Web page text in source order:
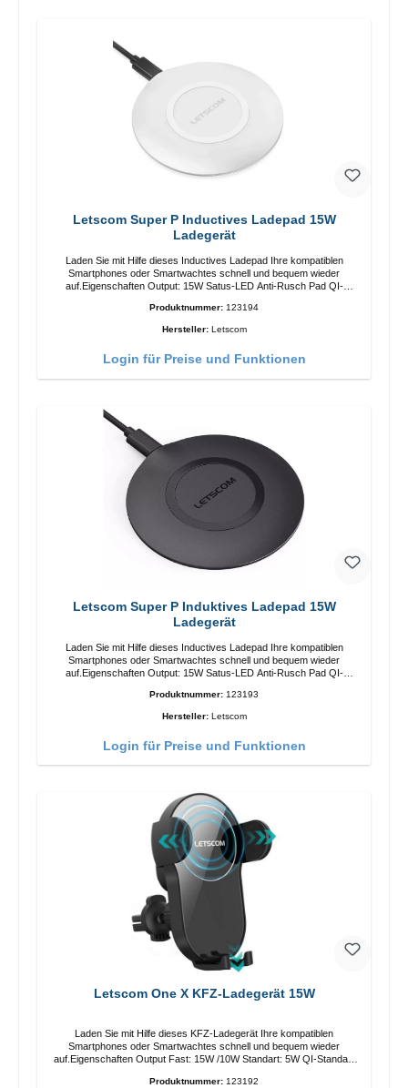
Letscom Super P Inductives Ladepad 15W
Ladegerät
Laden Sie mit Hilfe dieses Inductives Ladepad Ihre kompatiblen
Smartphones oder Smartwachtes schnell und bequem wieder
auf.Eigenschaften Output: 15W Satus-LED Anti-Rusch Pad QI-
Produktnummer: 123194
Hersteller: Letscom
Login für Preise und Funktionen
Letscom Super P Induktives Ladepad 15W
Ladegerät
Laden Sie mit Hilfe dieses Inductives Ladepad Ihre kompatiblen
Smartphones oder Smartwachtes schnell und bequem wieder
auf.Eigenschaften Output: 15W Satus-LED Anti-Rusch Pad QI-
Kabel
Produktnummer: 123193
Hersteller: Letscom
Login für Preise und Funktionen
Letscom One X KFZ-Ladegerät 15W
Laden Sie mit Hilfe dieses KFZ-Ladegerät Ihre kompatiblen
Smartphones oder Smartwachtes schnell und bequem wieder
auf.Eigenschaften Output Fast: 15W /10W Standart: 5W QI-Standart
Produktnummer: 123192